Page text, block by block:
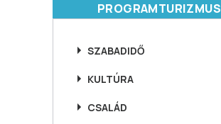
PROGRAMTURIZMUS
SZABADIDŐ
KULTÚRA
CSALÁD